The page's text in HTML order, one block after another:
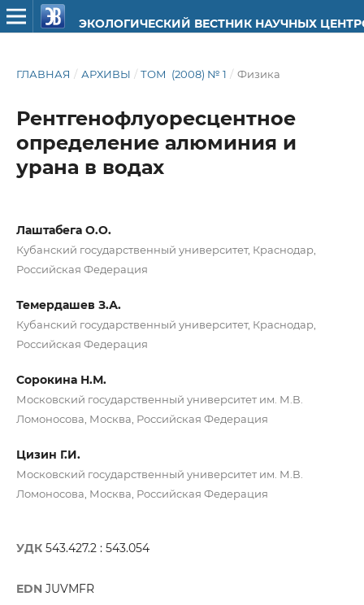
ЭКОЛОГИЧЕСКИЙ ВЕСТНИК НАУЧНЫХ
ГЛАВНАЯ / АРХИВЫ / ТОМ (2008) № 1 / Физика
Рентгенофлуоресцентное
определение алюминия и
урана в водах
Лаштабега О.О.
Кубанский государственный университет, Краснодар,
Российская Федерация
Темердашев З.А.
Кубанский государственный университет, Краснодар,
Российская Федерация
Сорокина Н.М.
Московский государственный университет им. М.В.
Ломоносова, Москва, Российская Федерация
Цизин Г.И.
Московский государственный университет им. М.В.
Ломоносова, Москва, Российская Федерация
УДК 543.427.2 : 543.054
EDN JUVMFR